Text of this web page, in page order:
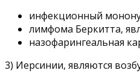
инфекционный
лимфома Беркитта,
назофарингеальная
3) Иерсинии, являются